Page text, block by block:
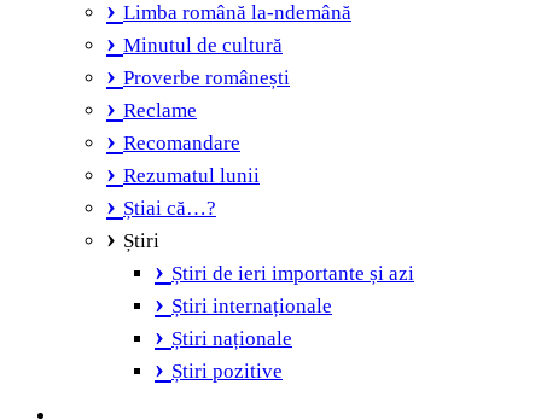
Limba română la-ndemână
Minutul de cultură
Proverbe românești
Reclame
Recomandare
Rezumatul lunii
Știai că…?
Știri
Știri de ieri importante și azi
Știri internaționale
Știri naționale
Știri pozitive